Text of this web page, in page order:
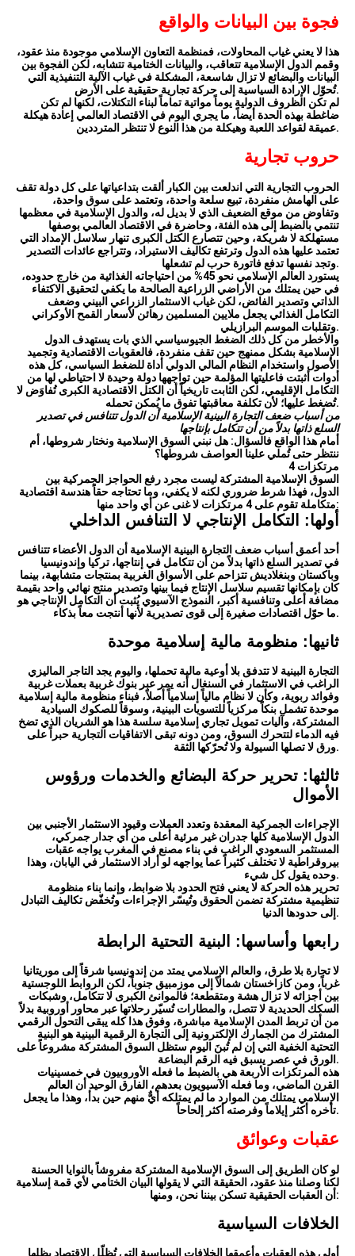
فجوة بين البيانات والواقع
هذا لا يعني غياب المحاولات، فمنظمة التعاون الإسلامي موجودة منذ عقود،
وقمم الدول الإسلامية تتعاقب، والبيانات الختامية تتشابه، لكن الفجوة بين
البيانات والبضائع لا تزال شاسعة، المشكلة في غياب الآلية التنفيذية التي
تُحوّل الإرادة السياسية إلى حركة تجارية حقيقية على الأرض.
لم تكن الظروف الدولية يوماً مواتية تماماً لبناء التكتلات، لكنها لم تكن
ضاغطة بهذه الحدة أيضاً، ما يجري اليوم في الاقتصاد العالمي إعادة هيكلة
عميقة لقواعد اللعبة وهيكلة من هذا النوع لا تنتظر المترددين.
حروب تجارية
الحروب التجارية التي اندلعت بين الكبار ألقت بتداعياتها على كل دولة تقف
على الهامش منفردة، تبيع سلعة واحدة، وتعتمد على سوق واحدة،
وتفاوض من موقع الضعيف الذي لا بديل له، والدول الإسلامية في معظمها
تنتمي بالضبط إلى هذه الفئة، وحاضرة في الاقتصاد العالمي بوصفها
مستهلكة لا شريكة، وحين تتصارع الكتل الكبرى تنهار سلاسل الإمداد التي
تعتمد عليها هذه الدول وترتفع تكاليف الاستيراد، وتتراجع عائدات التصدير
وتجد نفسها تدفع فاتورة حرب لم تشعلها.
يستورد العالم الإسلامي نحو 45% من احتياجاته الغذائية من خارج حدوده،
في حين يمتلك من الأراضي الزراعية الصالحة ما يكفي لتحقيق الاكتفاء
الذاتي وتصدير الفائض، لكن غياب الاستثمار الزراعي البيني وضعف
التكامل الغذائي يجعل ملايين المسلمين رهائن لأسعار القمح الأوكراني
وتقلبات الموسم البرازيلي.
والأخطر من كل ذلك الضغط الجيوسياسي الذي بات يستهدف الدول
الإسلامية بشكل ممنهج حين تقف منفردة، فالعقوبات الاقتصادية وتجميد
الأصول واستخدام النظام المالي الدولي أداة للضغط السياسي، كل هذه
أدوات أثبتت فاعليتها المؤلمة حين تواجهها دولة وحيدة لا احتياطي لها من
التكامل الإقليمي، لكن الثابت تاريخياً أن الكتل الاقتصادية الكبرى تُفاوَض لا
تُضغط عليها؛ لأن تكلفة معاقبتها تفوق ما يُمكن تحمله.
من أسباب ضعف التجارة البينية الإسلامية أن الدول تتنافس في تصدير
السلع ذاتها بدلاً من أن تتكامل بإنتاجها
أمام هذا الواقع فالسؤال: هل نبني السوق الإسلامية ونختار شروطها، أم
ننتظر حتى تُملي علينا العواصف شروطها؟
4 مرتكزات
السوق الإسلامية المشتركة ليست مجرد رفع الحواجز الجمركية بين
الدول، فهذا شرط ضروري لكنه لا يكفي، وما تحتاجه حقاً هندسة اقتصادية
متكاملة تقوم على 4 مرتكزات لا غنى عن أي واحد منها:
أولها: التكامل الإنتاجي لا التنافس الداخلي
أحد أعمق أسباب ضعف التجارة البينية الإسلامية أن الدول الأعضاء تتنافس
في تصدير السلع ذاتها بدلاً من أن تتكامل في إنتاجها، تركيا وإندونيسيا
وباكستان وبنغلاديش تتزاحم على الأسواق الغربية بمنتجات متشابهة، بينما
كان بإمكانها تقسيم سلاسل الإنتاج فيما بينها وتصدير منتج نهائي واحد بقيمة
مضافة أعلى وتنافسية أكبر، النموذج الآسيوي يُثبت أن التكامل الإنتاجي هو
ما حوّل اقتصادات صغيرة إلى قوى تصديرية لأنها أنتجت معاً بذكاء.
ثانيها: منظومة مالية إسلامية موحدة
التجارة البينية لا تتدفق بلا أوعية مالية تحملها، واليوم يجد التاجر الماليزي
الراغب في الاستثمار في السنغال أنه يمر عبر بنوك غربية بعملات غربية
وفوائد ربوية، وكأن لا نظام مالياً إسلامياً أصلاً، فبناء منظومة مالية إسلامية
موحدة تشمل بنكاً مركزياً للتسويات البينية، وسوقاً للصكوك السيادية
المشتركة، وآليات تمويل تجاري إسلامية سلسة هذا هو الشريان الذي تضخ
فيه الدماء لتتحرك السوق، ومن دونه تبقى الاتفاقيات التجارية حبراً على
ورق لا تصلها السيولة ولا تُحرّكها الثقة.
ثالثها: تحرير حركة البضائع والخدمات ورؤوس
الأموال
الإجراءات الجمركية المعقدة وتعدد العملات وقيود الاستثمار الأجنبي بين
الدول الإسلامية كلها جدران غير مرئية أعلى من أي جدار جمركي،
المستثمر السعودي الراغب في بناء مصنع في المغرب يواجه عقبات
بيروقراطية لا تختلف كثيراً عما يواجهه لو أراد الاستثمار في اليابان، وهذا
وحده يقول كل شيء.
تحرير هذه الحركة لا يعني فتح الحدود بلا ضوابط، وإنما بناء منظومة
تنظيمية مشتركة تضمن الحقوق وتُيسّر الإجراءات وتُخفّض تكاليف التبادل
إلى حدودها الدنيا.
رابعها وأساسها: البنية التحتية الرابطة
لا تجارة بلا طرق، والعالم الإسلامي يمتد من إندونيسيا شرقاً إلى موريتانيا
غرباً، ومن كازاخستان شمالاً إلى موزمبيق جنوباً، لكن الروابط اللوجستية
بين أجزائه لا تزال هشة ومتقطعة؛ فالموانئ الكبرى لا تتكامل، وشبكات
السكك الحديدية لا تتصل، والمطارات تُسيّر رحلاتها عبر محاور أوروبية بدلاً
من أن تربط المدن الإسلامية مباشرة، وفوق هذا كله يبقى التحول الرقمي
المشترك من الجمارك الإلكترونية إلى التجارة الرقمية البينية هو البنية
التحتية الخفية التي إن لم تُبنَ اليوم ستظل السوق المشتركة مشروعاً على
الورق في عصر يسبق فيه الرقم البضاعة.
هذه المرتكزات الأربعة هي بالضبط ما فعله الأوروبيون في خمسينيات
القرن الماضي، وما فعله الآسيويون بعدهم، الفارق الوحيد أن العالم
الإسلامي يمتلك من الموارد ما لم يمتلكه أيٌّ منهم حين بدأ، وهذا ما يجعل
تأخره أكثر إيلاماً وفرصته أكثر إلحاحاً.
عقبات وعوائق
لو كان الطريق إلى السوق الإسلامية المشتركة مفروشاً بالنوايا الحسنة
لكنا وصلنا منذ عقود، الحقيقة التي لا يقولها البيان الختامي لأي قمة إسلامية
أن العقبات الحقيقية تسكن بيننا نحن، ومنها:
الخلافات السياسية
أولى هذه العقبات وأعمقها الخلافات السياسية التي تُظلّل الاقتصاد بظلها